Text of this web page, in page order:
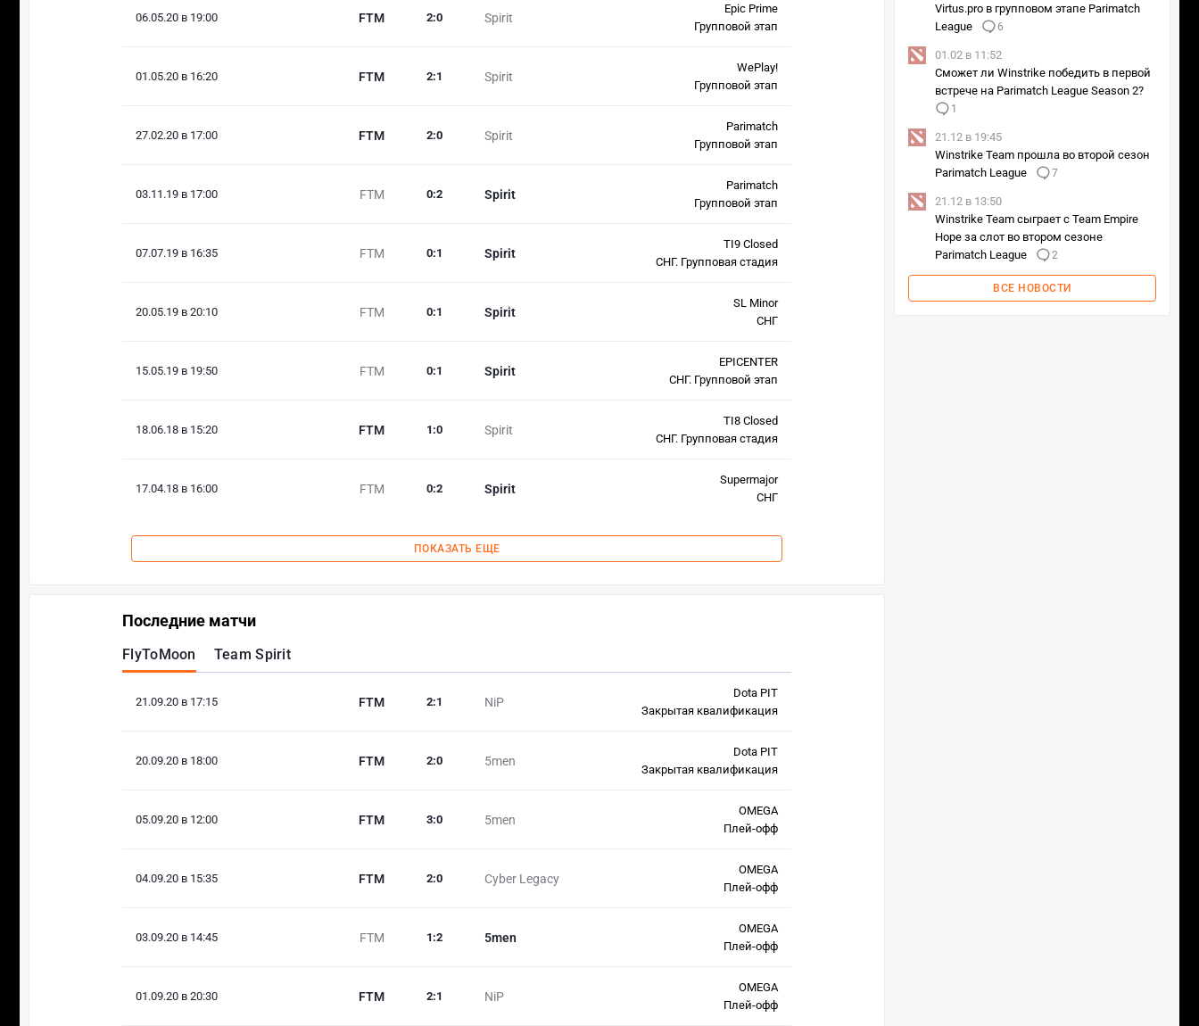
06.05.20 в 19:00 FTM Spirit
2:0
Epic Prime
Групповой этап
01.05.20 в 16:20 FTM Spirit
2:1
WePlay!
Групповой этап
27.02.20 в 17:00 FTM Spirit
2:0
Parimatch
Групповой этап
03.11.19 в 17:00 FTM Spirit
0:2
Parimatch
Групповой этап
07.07.19 в 16:35 FTM Spirit
0:1
TI9 Closed
СНГ. Групповая стадия
20.05.19 в 20:10 FTM Spirit
0:1
SL Minor
СНГ
15.05.19 в 19:50 FTM Spirit
0:1
EPICENTER
СНГ. Групповой этап
18.06.18 в 15:20 FTM Spirit
1 :0
TI8 Closed
СНГ. Групповая стадия
17.04.18 в 16:00 FTM Spirit
0:2
Supermajor
СНГ
ПОКАЗАТЬ ЕЩЕ
Последние матчи
FlyToMoon Team Spirit
21.09.20 в 17:15 FTM NiP
2:1
Dota PIT
Закрытая квалификация
20.09.20 в 18:00 FTM 5men
2:0
Dota PIT
Закрытая квалификация
05.09.20 в 12:00 FTM 5men
3:0
OMEGA
Плей-офф
04.09.20 в 15:35 FTM Cyber Legacy
2:0
OMEGA
Плей-офф
03.09.20 в 14:45 FTM 5men
1 :2
OMEGA
Плей-офф
01.09.20 в 20:30 FTM NiP
2:1
OMEGA
Плей-офф
Virtus.pro в групповом этапе Parimatch
League
6
01.02 в 11:52
Сможет ли Winstrike победить в первой
встрече на Parimatch League Season 2?
1
21.12 в 19:45
Winstrike Team прошла во второй сезон
Parimatch League
7
21.12 в 13:50
Winstrike Team сыграет с Team Empire
Hope за слот во втором сезоне
Parimatch League
2
ВСЕ НОВОСТИ